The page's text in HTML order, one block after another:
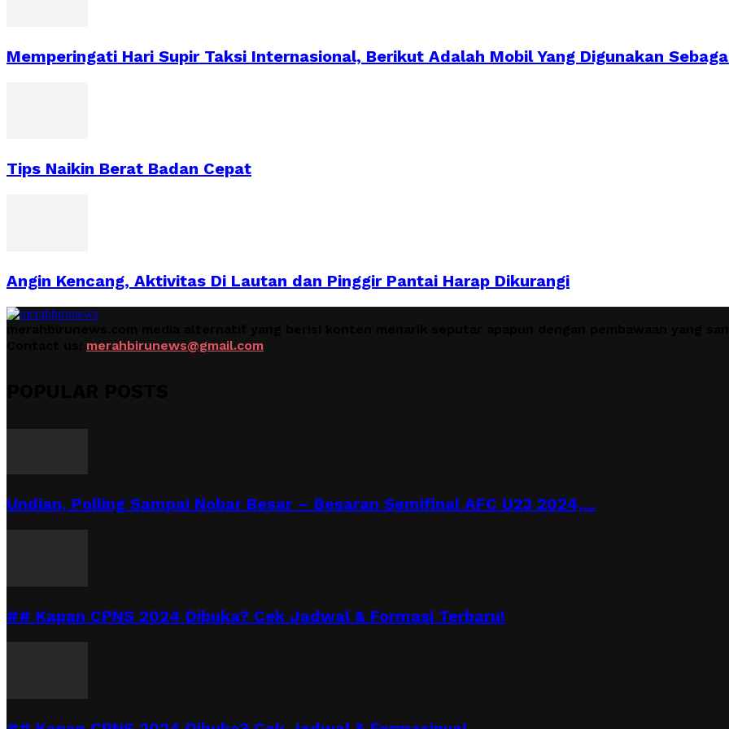
Memperingati Hari Supir Taksi Internasional, Berikut Adalah Mobil Yang Digunakan
Tips Naikin Berat Badan Cepat
Angin Kencang, Aktivitas Di Lautan dan Pinggir Pantai Harap Dikurangi
merahbirunews@gmail.com
Undian, Polling Sampai Nobar Besar – Besaran Semifinal AFC U23 2024,...
## Kapan CPNS 2024 Dibuka? Cek Jadwal & Formasi Terbaru!